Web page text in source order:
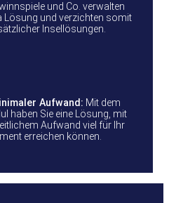
und Co. verwalten
Lösung und verzichten somit
Insellösungen.
Aufwand: Mit dem
haben Sie eine Lösung, mit
Aufwand viel für Ihr
erreichen können.